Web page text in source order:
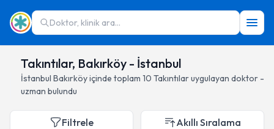
Doktor, klinik ara...
Takıntılar, Bakırköy - İstanbul
İstanbul Bakırköyiçinde toplam 10 Takıntılaruygulayan doktor -
uzman bulundu
Filtrele Akıllı Sıralama